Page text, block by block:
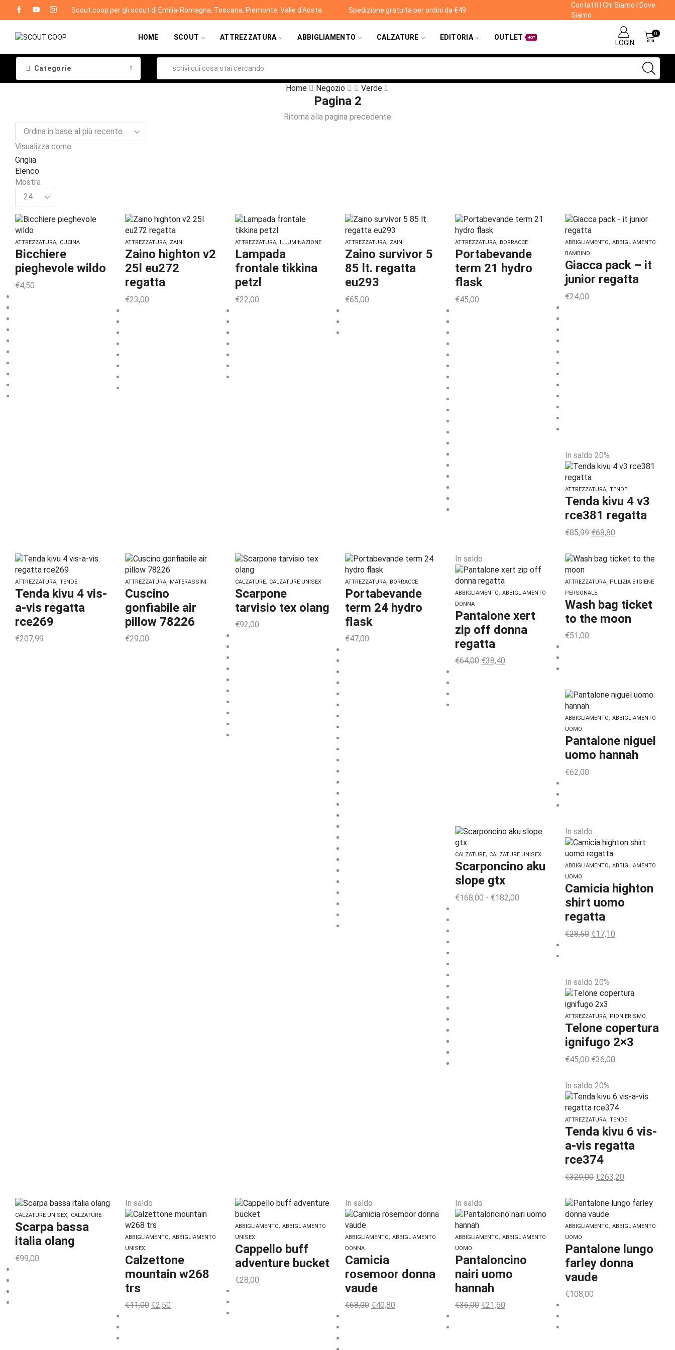
Scout.coop per gli scout di Emilia-Romagna, Toscana, Piemonte, Valle d'Aosta Spedizione gratuita per ordini da €49
Contatti Chi Siamo
Dove
Siamo
HOME SCOUT ATTREZZATURA ABBIGLIAMENTO CALZATURE EDITORIA OUTLET HOT
LOGIN
0
Categorie
Home Negozio Verde
Pagina 2
Ritorna alla pagina precedente
Visualizza come:
Griglia
Elenco
Mostra
ATTREZZATURA, CUCINA
Bicchiere
pieghevole wildo
€4,50
ATTREZZATURA, ZAINI
Zaino highton v2
25l eu272
regatta
€23,00
ATTREZZATURA, ILLUMINAZIONE
Lampada
frontale tikkina
petzl
€22,00
ATTREZZATURA, ZAINI
Zaino survivor 5
85 lt. regatta
eu293
€65,00
ATTREZZATURA, BORRACCE
Portabevande
term 21 hydro
flask
€45,00
ABBIGLIAMENTO, ABBIGLIAMENTO
BAMBINO
Giacca pack – it
junior regatta
€24,00
In saldo 20%
ATTREZZATURA, TENDE
Tenda kivu 4 v3
rce381 regatta
€85,99 €68,80
ATTREZZATURA, TENDE
Tenda kivu 4 vis-
a-vis regatta
rce269
€207,99
ATTREZZATURA, MATERASSINI
Cuscino
gonfiabile air
pillow 78226
€29,00
CALZATURE, CALZATURE UNISEX
Scarpone
tarvisio tex olang
€92,00
ATTREZZATURA, BORRACCE
Portabevande
term 24 hydro
flask
€47,00
In saldo
ABBIGLIAMENTO, ABBIGLIAMENTO
DONNA
Pantalone xert
zip off donna
regatta
€64,00 €38,40
ATTREZZATURA, PULIZIA E IGIENE
PERSONALE
Wash bag ticket
to the moon
€51,00
ABBIGLIAMENTO, ABBIGLIAMENTO
UOMO
Pantalone niguel
uomo hannah
€62,00
CALZATURE, CALZATURE UNISEX
Scarponcino aku
slope gtx
€168,00 - €182,00
In saldo
ABBIGLIAMENTO, ABBIGLIAMENTO
UOMO
Camicia highton
shirt uomo
regatta
€28,50 €17,10
In saldo 20%
ATTREZZATURA, PIONIERISMO
Telone copertura
ignifugo 2×3
€45,00 €36,00
In saldo 20%
ATTREZZATURA, TENDE
Tenda kivu 6 vis-
a-vis regatta
rce374
€329,00 €263,20
CALZATURE UNISEX, CALZATURE
Scarpa bassa
italia olang
€99,00
In saldo
ABBIGLIAMENTO, ABBIGLIAMENTO
UNISEX
Calzettone
mountain w268
trs
€11,00 €2,50
ABBIGLIAMENTO, ABBIGLIAMENTO
UNISEX
Cappello buff
adventure bucket
€28,00
In saldo
ABBIGLIAMENTO, ABBIGLIAMENTO
DONNA
Camicia
rosemoor donna
vaude
€68,00 €40,80
In saldo
ABBIGLIAMENTO, ABBIGLIAMENTO
UOMO
Pantaloncino
nairi uomo
hannah
€36,00 €21,60
ABBIGLIAMENTO, ABBIGLIAMENTO
UOMO
Pantalone lungo
farley donna
vaude
€108,00